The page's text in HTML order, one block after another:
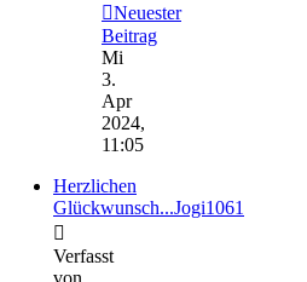
Neuester
Beitrag
Mi
3.
Apr
2024,
11:05
Herzlichen
Glückwunsch...Jogi1061
Verfasst
von